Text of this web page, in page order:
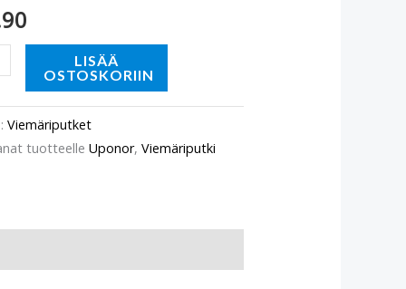
LISÄÄ
OSTOSKORIIN
Viemäriputket
tuotteelleUponor,Viemäriputki